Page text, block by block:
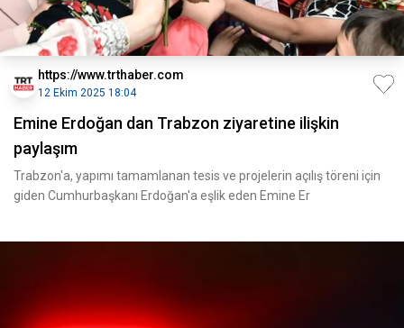
https://www.trthaber.com
12 Ekim 2025 18:04
Emine Erdoğan dan Trabzon ziyaretine ilişkin
paylaşım
Trabzon'a, yapımı tamamlanan tesis ve projelerin açılış töreni için
giden Cumhurbaşkanı Erdoğan'a eşlik eden Emine Er